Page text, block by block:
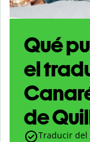
Qué
el
de
Traducir del